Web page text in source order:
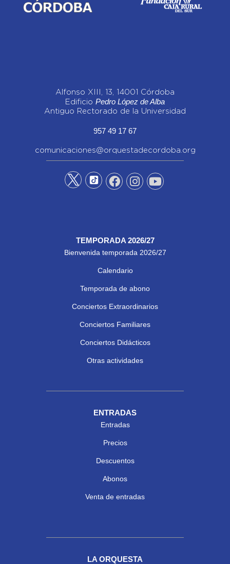
Alfonso XIII, 13, 14001 Córdoba
Edificio Pedro López de Alba
Antiguo Rectorado de la Universidad
957 49 17 67
comunicaciones@orquestadecordoba.org
TEMPORADA 2026/27
Bienvenida temporada 2026/27
Calendario
Temporada de abono
Conciertos Extraordinarios
Conciertos Familiares
Conciertos Didácticos
Otras actividades
ENTRADAS
Entradas
Precios
Descuentos
Abonos
Venta de entradas
LA ORQUESTA